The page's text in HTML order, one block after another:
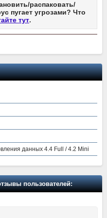
распаковать/
пугает угрозами? Что
тут.
данных 4.4 Full / 4.2 Mini
пользователей: